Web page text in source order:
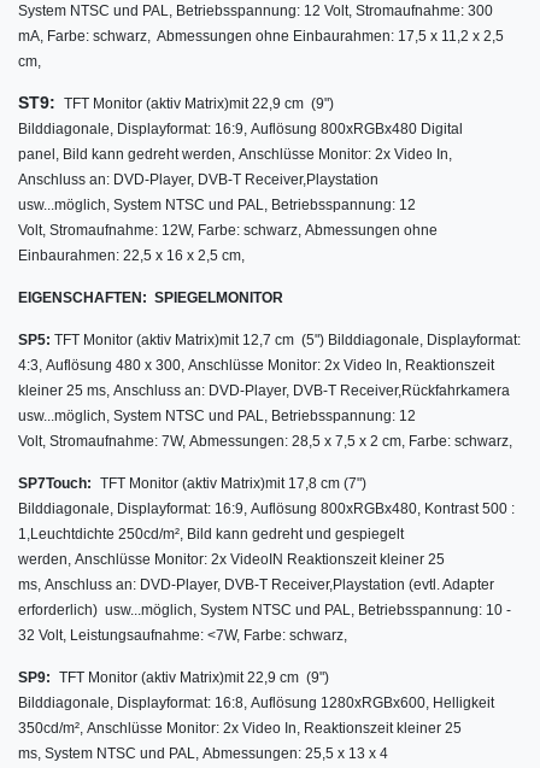
System NTSC und PAL, Betriebsspannung: 12 Volt, Stromaufnahme: 300
mA, Farbe: schwarz, Abmessungen ohne Einbaurahmen: 17,5 x 11,2 x 2,5
cm,
ST9: TFT Monitor (aktiv Matrix)mit 22,9 cm (9")
Bilddiagonale, Displayformat: 16:9, Auflösung 800xRGBx480 Digital
panel, Bild kann gedreht werden, Anschlüsse Monitor: 2x Video In,
Anschluss an: DVD-Player, DVB-T Receiver,Playstation
usw...möglich, System NTSC und PAL, Betriebsspannung: 12
Volt, Stromaufnahme: 12W, Farbe: schwarz, Abmessungen ohne
Einbaurahmen: 22,5 x 16 x 2,5 cm,
EIGENSCHAFTEN: SPIEGELMONITOR
SP5: TFT Monitor (aktiv Matrix)mit 12,7 cm (5") Bilddiagonale, Displayformat:
4:3, Auflösung 480 x 300, Anschlüsse Monitor: 2x Video In, Reaktionszeit
kleiner 25 ms, Anschluss an: DVD-Player, DVB-T Receiver,Rückfahrkamera
usw...möglich, System NTSC und PAL, Betriebsspannung: 12
Volt, Stromaufnahme: 7W, Abmessungen: 28,5 x 7,5 x 2 cm, Farbe: schwarz,
SP7Touch: TFT Monitor (aktiv Matrix)mit 17,8 cm (7")
Bilddiagonale, Displayformat: 16:9, Auflösung 800xRGBx480, Kontrast 500 :
1,Leuchtdichte 250cd/m², Bild kann gedreht und gespiegelt
werden, Anschlüsse Monitor: 2x VideoIN Reaktionszeit kleiner 25
ms, Anschluss an: DVD-Player, DVB-T Receiver,Playstation (evtl. Adapter
erforderlich) usw...möglich, System NTSC und PAL, Betriebsspannung: 10 -
32 Volt, Leistungsaufnahme: <7W, Farbe: schwarz,
SP9: TFT Monitor (aktiv Matrix)mit 22,9 cm (9")
Bilddiagonale, Displayformat: 16:8, Auflösung 1280xRGBx600, Helligkeit
350cd/m², Anschlüsse Monitor: 2x Video In, Reaktionszeit kleiner 25
ms, System NTSC und PAL, Abmessungen: 25,5 x 13 x 4